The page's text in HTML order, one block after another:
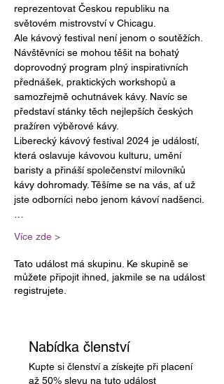
reprezentovat Českou republiku na
světovém mistrovství v Chicagu.
Ale kávový festival není jenom o soutěžích.
Návštěvníci se mohou těšit na bohatý
doprovodný program plný inspirativních
přednášek, praktických workshopů a
samozřejmě ochutnávek kávy. Navíc se
představí stánky těch nejlepších českých
pražíren výběrové kávy.
Liberecký kávový festival 2024 je událostí,
která oslavuje kávovou kulturu, umění
baristy a přináší společenství milovníků
kávy dohromady. Těšíme se na vás, ať už
jste odborníci nebo jenom kávoví nadšenci.
Více zde >
Tato událost má skupinu. Ke skupině se
můžete připojit ihned, jakmile se na událost
registrujete.
Nabídka členství
Kupte si členství a získejte při placení
až 50% slevu na tuto událost